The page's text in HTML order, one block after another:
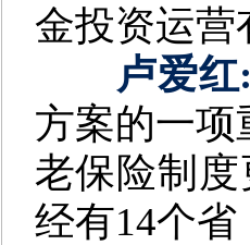
金投资运营
卢爱红:
方案的一
老保险制
经有14个